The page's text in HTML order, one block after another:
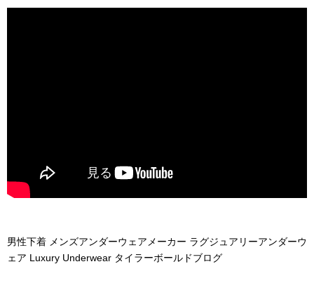
男性下着 メンズアンダーウェアメーカー ラグジュアリーアンダーウ
ェア Luxury Underwear タイラーボールドブログ